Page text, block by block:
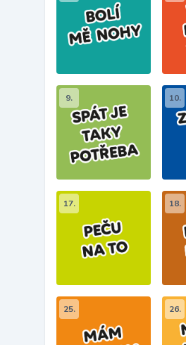
9. 10.
17. 18.
25. 26.